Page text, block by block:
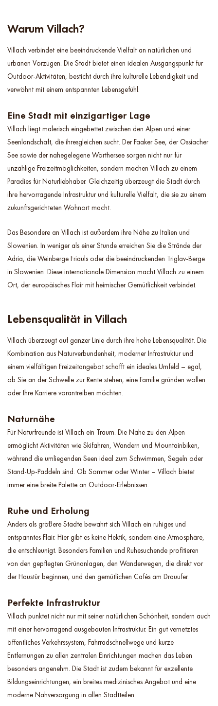
Warum Villach?
Villach verbindet eine beeindruckende Vielfalt an natürlichen und
urbanen Vorzügen. Die Stadt bietet einen idealen Ausgangspunkt für
Outdoor-Aktivitäten, besticht durch ihre kulturelle Lebendigkeit und
verwöhnt mit einem entspannten Lebensgefühl.
Eine Stadt mit einzigartiger Lage
Villach liegt malerisch eingebettet zwischen den Alpen und einer
Seenlandschaft, die ihresgleichen sucht. Der Faaker See, der Ossiacher
See sowie der nahegelegene Wörthersee sorgen nicht nur für
unzählige Freizeitmöglichkeiten, sondern machen Villach zu einem
Paradies für Naturliebhaber. Gleichzeitig überzeugt die Stadt durch
ihre hervorragende Infrastruktur und kulturelle Vielfalt, die sie zu einem
zukunftsgerichteten Wohnort macht.
Das Besondere an Villach ist außerdem ihre Nähe zu Italien und
Slowenien. In weniger als einer Stunde erreichen Sie die Strände der
Adria, die Weinberge Friauls oder die beeindruckenden Triglav-Berge
in Slowenien. Diese internationale Dimension macht Villach zu einem
Ort, der europäisches Flair mit heimischer Gemütlichkeit verbindet.
Lebensqualität in Villach
Villach überzeugt auf ganzer Linie durch ihre hohe Lebensqualität. Die
Kombination aus Naturverbundenheit, moderner Infrastruktur und
einem vielfältigen Freizeitangebot schafft ein ideales Umfeld – egal,
ob Sie an der Schwelle zur Rente stehen, eine Familie gründen wollen
oder Ihre Karriere vorantreiben möchten.
Naturnähe
Für Naturfreunde ist Villach ein Traum. Die Nähe zu den Alpen
ermöglicht Aktivitäten wie Skifahren, Wandern und Mountainbiken,
während die umliegenden Seen ideal zum Schwimmen, Segeln oder
Stand-Up-Paddeln sind. Ob Sommer oder Winter – Villach bietet
immer eine breite Palette an Outdoor-Erlebnissen.
Ruhe und Erholung
Anders als größere Städte bewahrt sich Villach ein ruhiges und
entspanntes Flair. Hier gibt es keine Hektik, sondern eine Atmosphäre,
die entschleunigt. Besonders Familien und Ruhesuchende profitieren
von den gepflegten Grünanlagen, den Wanderwegen, die direkt vor
der Haustür beginnen, und den gemütlichen Cafés am Drauufer.
Perfekte Infrastruktur
Villach punktet nicht nur mit seiner natürlichen Schönheit, sondern auch
mit einer hervorragend ausgebauten Infrastruktur. Ein gut vernetztes
öffentliches Verkehrssystem, Fahrradschnellwege und kurze
Entfernungen zu allen zentralen Einrichtungen machen das Leben
besonders angenehm. Die Stadt ist zudem bekannt für exzellente
Bildungseinrichtungen, ein breites medizinisches Angebot und eine
moderne Nahversorgung in allen Stadtteilen.